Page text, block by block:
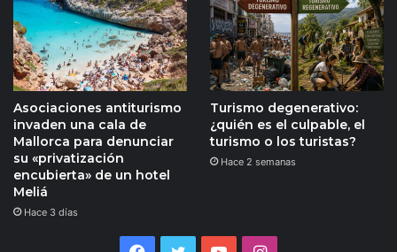
Asociaciones antiturismo
invaden una cala de
Mallorca para denunciar
su «privatización
encubierta» de un hotel
Meliá
Hace 3 días
Turismo degenerativo:
¿quién es el culpable, el
turismo o los turistas?
Hace 2 semanas